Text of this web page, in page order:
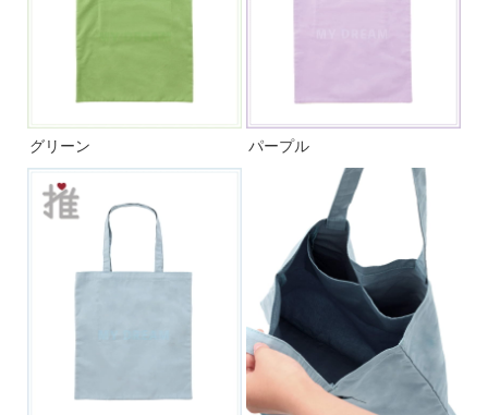
グリーン パープル